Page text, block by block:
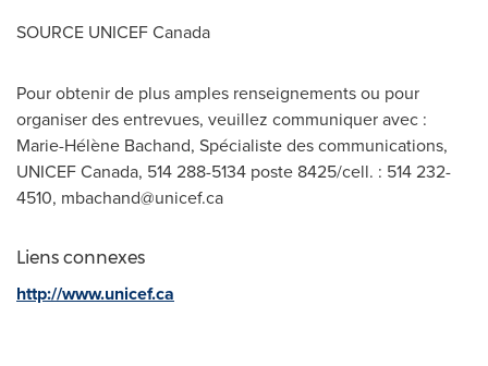
SOURCE UNICEF Canada
Pour obtenir de plus amples renseignements ou pour
organiser des entrevues, veuillez communiquer avec :
Marie-Hélène Bachand, Spécialiste des communications,
UNICEF Canada, 514 288-5134 poste 8425/cell. : 514 232-
4510, mbachand@unicef.ca
Liens connexes
http://www.unicef.ca